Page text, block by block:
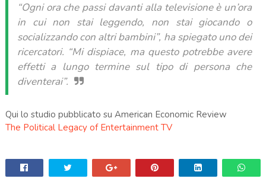
“Ogni ora che passi davanti alla televisione è un’ora
in cui non stai leggendo, non stai giocando o
socializzando con altri bambini”, ha spiegato uno dei
ricercatori. “Mi dispiace, ma questo potrebbe avere
effetti a lungo termine sul tipo di persona che
diventerai”.
Qui lo studio pubblicato su American Economic Review
The Political Legacy of Entertainment TV